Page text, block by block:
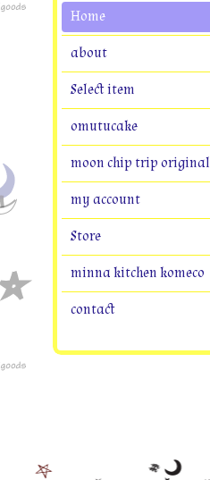
Home
about
Select item
omutucake
moon chip trip original
my account
Store
minna kitchen komeco
contact